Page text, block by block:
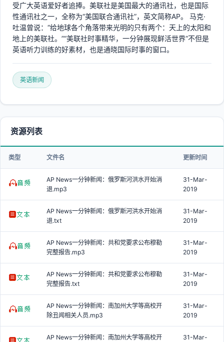
受广大英语爱好者追捧。美联社是美国最大的通讯社，也是国际
性通讯社之一，全称为“美国联合通讯社”，英文简称AP。 马克·
吐温曾说：“给地球各个角落带来光明的只有两个：天上的太阳和
地上的美联社。”“美联社时事精华，一分钟展现鲜活世界”不但是
英语听力训练的好素材，也是通晓国际时事的窗口。
英语新闻
资源列表
类型 文件名 更新时间
AP News一分钟新闻：俄罗斯河洪水开始消
退.mp3
31-Mar-
2019
AP News一分钟新闻：俄罗斯河洪水开始消
退.txt
31-Mar-
2019
AP News一分钟新闻：共和党要求公布穆勒
完整报告.mp3
31-Mar-
2019
AP News一分钟新闻：共和党要求公布穆勒
完整报告.txt
31-Mar-
2019
AP News一分钟新闻：南加州大学等高校开
除丑闻相关人员.mp3
31-Mar-
2019
AP News一分钟新闻：南加州大学等高校开
31-Mar-